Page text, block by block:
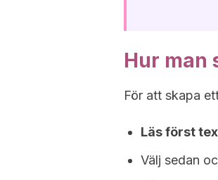
Hur man
För att skapa
Läs först
Välj sedan